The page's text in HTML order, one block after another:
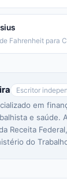
Fahrenheit para
Escritor
em
e saúde.
Receita
do